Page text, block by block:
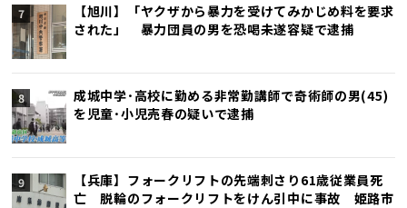
【旭川】「ヤクザから暴力を受けてみかじめ料を要求
された」 暴力団員の男を恐喝未遂容疑で逮捕
成城中学･高校に勤める非常勤講師で奇術師の男(45)
を児童･小児売春の疑いで逮捕
【兵庫】フォークリフトの先端刺さり61歳従業員死
亡 脱輪のフォークリフトをけん引中に事故 姫路市